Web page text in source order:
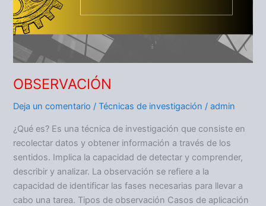
OBSERVACIÓN
Deja un comentario /Técnicas de investigación /admin
¿Qué es? Es una técnica de investigación que consiste en
recolectar datos y obtener información a través de los
sentidos. Implica la capacidad de detectar y comprender,
describir y analizar. La observación se refiere a la
capacidad de identificar las fases necesarias para llevar a
cabo una tarea. Tipos de observación Casos de aplicación